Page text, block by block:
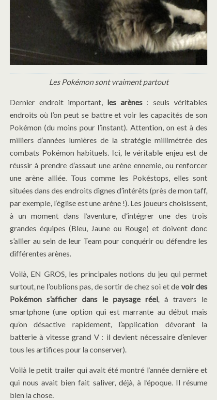
Les Pokémon sont vraiment partout
Dernier endroit important, les arènes : seuls véritables
endroits où l’on peut se battre et voir les capacités de son
Pokémon (du moins pour l’instant). Attention, on est à des
milliers d’années lumières de la stratégie millimétrée des
combats Pokémon habituels. Ici, le véritable enjeu est de
réussir à prendre d’assaut une arène ennemie, ou renforcer
une arène alliée. Tous comme les Pokéstops, elles sont
situées dans des endroits dignes d’intérêts (près de mon taff,
par exemple, l’église est une arène !). Les joueurs choisissent,
à un moment dans l’aventure, d’intégrer une des trois
grandes équipes (Bleu, Jaune ou Rouge) et doivent donc
s’allier au sein de leur Team pour conquérir ou défendre les
différentes arènes.
Voilà, EN GROS, les principales notions du jeu qui permet
surtout, ne l’oublions pas, de sortir de chez soi et de voir des
Pokémon s’afficher dans le paysage réel , à travers le
smartphone (une option qui est marrante au début mais
qu’on désactive rapidement, l’application dévorant la
batterie à vitesse grand V : il devient nécessaire d’enlever
tous les artifices pour la conserver).
Voilà le petit trailer qui avait été montré l’année dernière et
qui nous avait bien fait saliver, déjà, à l’époque. Il résume
bien la chose.